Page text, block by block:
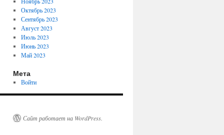
Октябрь 2023
Сентябрь 2023
Август 2023
Июль 2023
Июнь 2023
Май 2023
Мета
Войти
Сайт работает на WordPress.